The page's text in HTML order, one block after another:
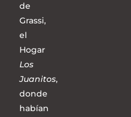
de
Grassi,
el
Hogar
Los
Juanitos,
donde
habían